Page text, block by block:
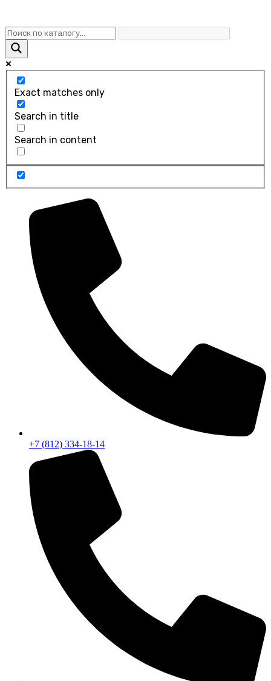
Exact matches only
Search in title
Search in content
+7 (812) 334-18-14